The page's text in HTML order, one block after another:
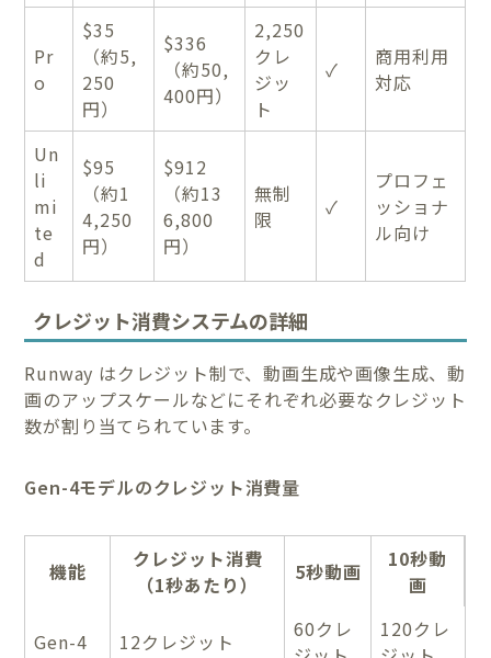
Pr
o
$35
（約5,
250
円）
$336
（約50,
400円）
2,250
クレ
ジッ
ト
✓
商用利用
対応
Un
li
mi
te
d
$95
（約1
4,250
円）
$912
（約13
6,800
円）
無制
限
✓
プロフェ
ッショナ
ル向け
クレジット消費システムの詳細
Runway はクレジット制で、動画生成や画像生成、動
画のアップスケールなどにそれぞれ必要なクレジット
数が割り当てられています。
Gen-4モデルのクレジット消費量
機能
クレジット消費
（1秒あたり）
5秒動画
10秒動
画
Gen-4 12クレジット
60クレ
120クレ